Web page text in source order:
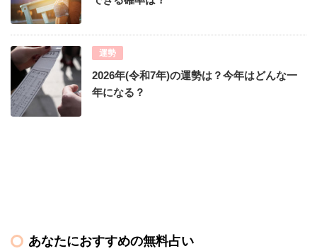
運勢
2026年(令和7年)の運勢は？今年はどんな一
年になる？
あなたにおすすめの無料占い